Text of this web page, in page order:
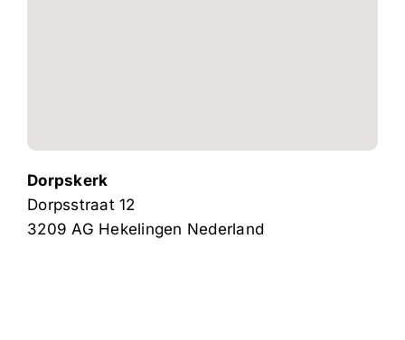
Dorpskerk
Dorpsstraat 12
3209 AG Hekelingen Nederland